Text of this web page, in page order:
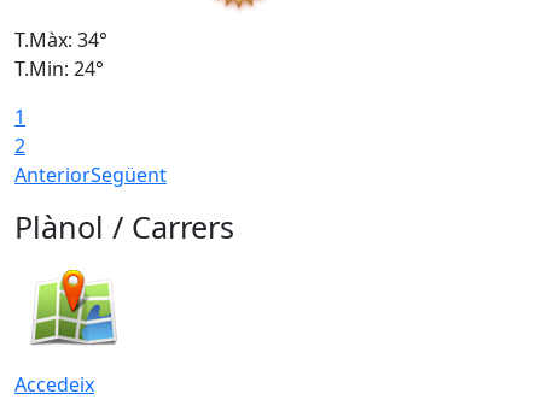
T.Màx: 34°
T.Min: 24°
1
2
AnteriorSegüent
Plànol / Carrers
Accedeix